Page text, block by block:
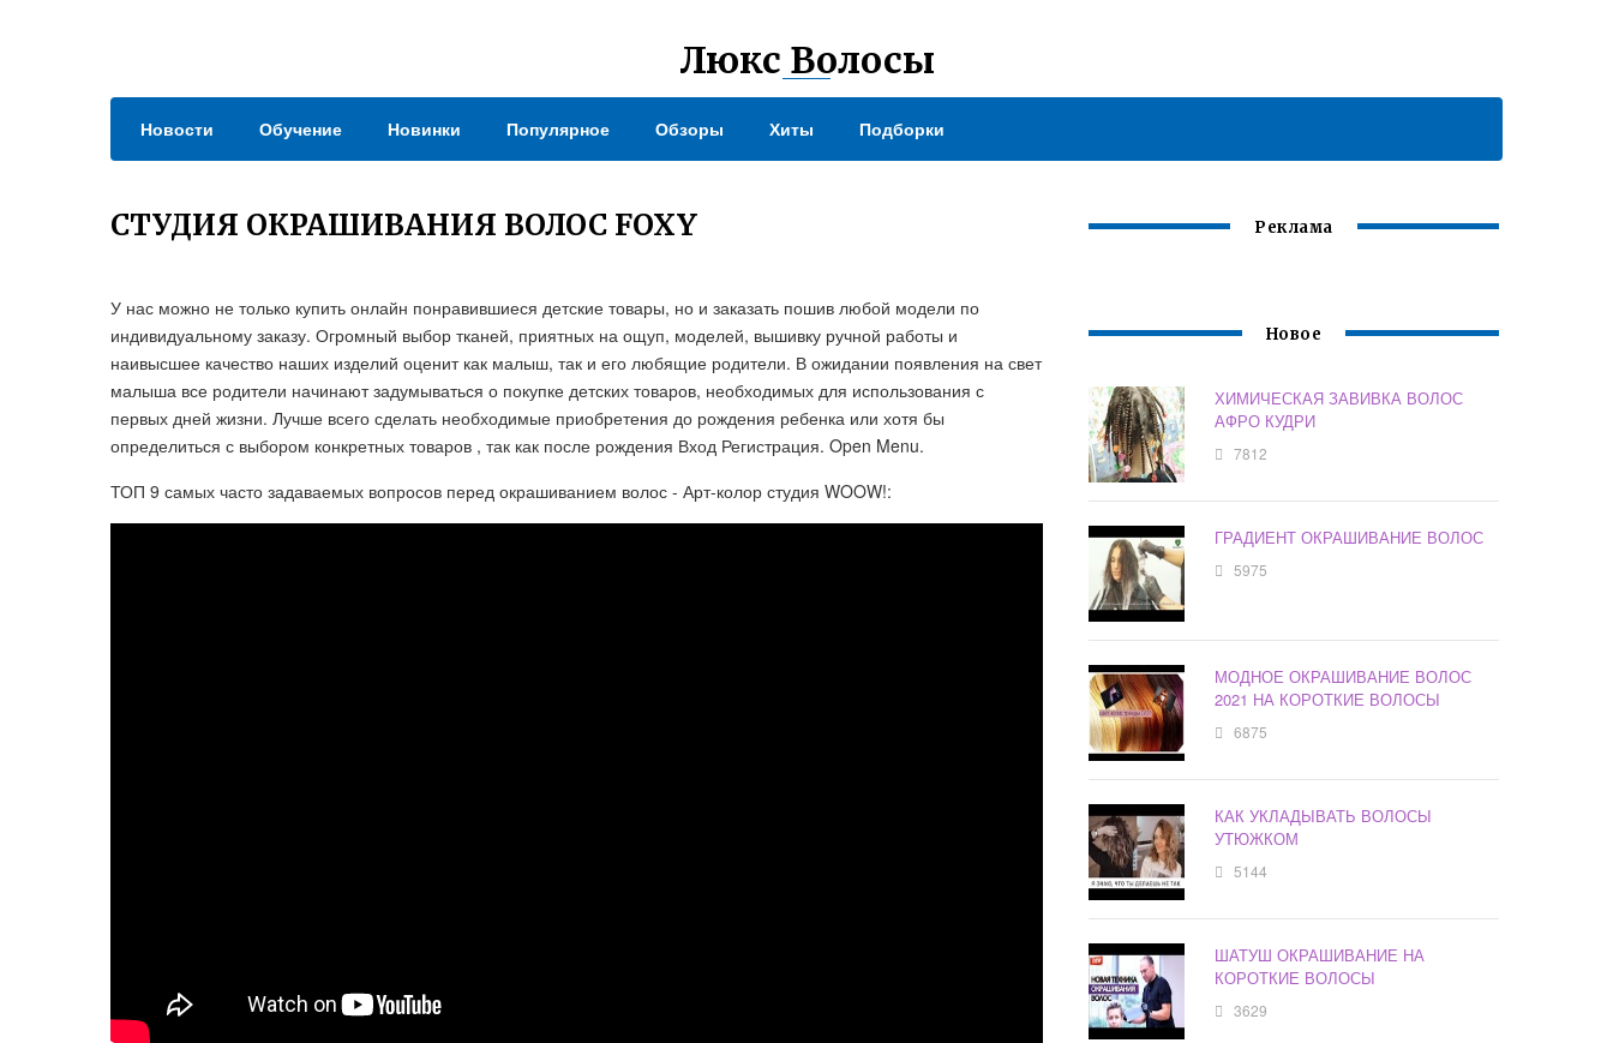
Люкс Волосы
Новости Обучение Новинки Популярное Обзоры Хиты Подборки
СТУДИЯ ОКРАШИВАНИЯ ВОЛОС FOXY
У нас можно не только купить онлайн понравившиеся детские товары, но и заказать пошив любой модели по
индивидуальному заказу. Огромный выбор тканей, приятных на ощуп, моделей, вышивку ручной работы и
наивысшее качество наших изделий оценит как малыш, так и его любящие родители. В ожидании появления на свет
малыша все родители начинают задумываться о покупке детских товаров, необходимых для использования с
первых дней жизни. Лучше всего сделать необходимые приобретения до рождения ребенка или хотя бы
определиться с выбором конкретных товаров , так как после рождения Вход Регистрация. Open Menu.
ТОП 9 самых часто задаваемых вопросов перед окрашиванием волос - Арт-колор студия WOOW!:
Реклама
Новое
ХИМИЧЕСКАЯ ЗАВИВКА ВОЛОС
АФРО КУДРИ
7812
ГРАДИЕНТ ОКРАШИВАНИЕ ВОЛОС
5975
МОДНОЕ ОКРАШИВАНИЕ ВОЛОС
2021 НА КОРОТКИЕ ВОЛОСЫ
6875
КАК УКЛАДЫВАТЬ ВОЛОСЫ
УТЮЖКОМ
5144
ШАТУШ ОКРАШИВАНИЕ НА
КОРОТКИЕ ВОЛОСЫ
3629